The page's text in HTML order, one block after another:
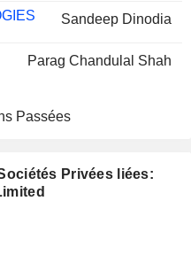
Sandeep Dinodia
Parag Chandulal Shah
Parag Chandulal Shah
Passées
Privées liées: